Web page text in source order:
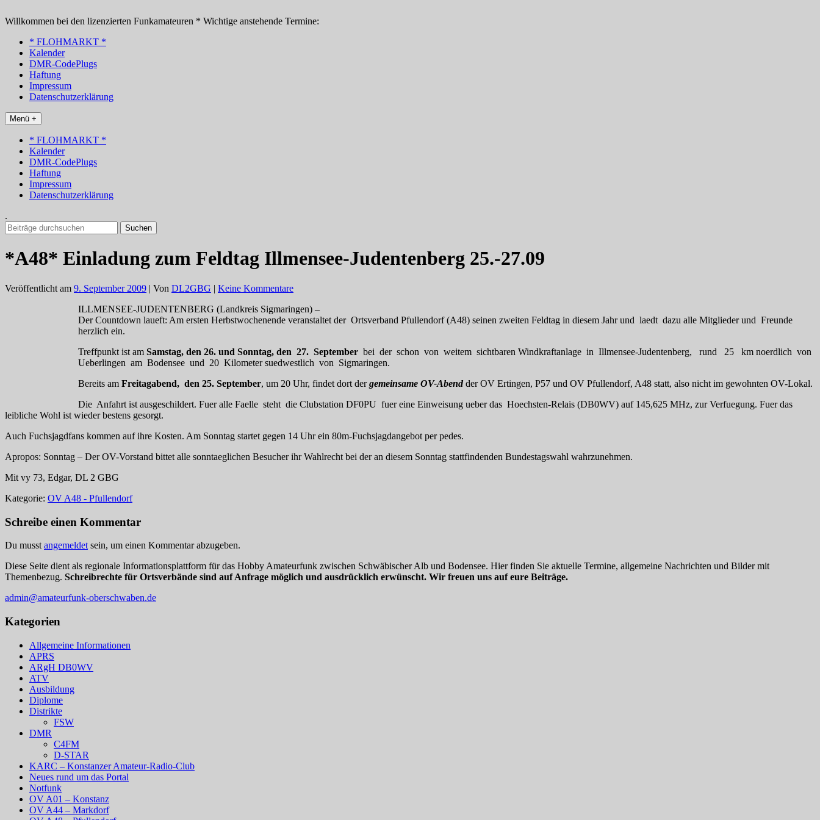
Inhalt
Willkommen bei den lizenzierten Funkamateuren * Wichtige anstehende Termine:
* FLOHMARKT *
Kalender
DMR-CodePlugs
Haftung
Impressum
Datenschutzerklärung
Menü +
* FLOHMARKT *
Kalender
DMR-CodePlugs
Haftung
Impressum
Datenschutzerklärung
.
Suchen
nach:
*A48* Einladung zum Feldtag Illmensee-Judentenberg 25.-27.09
Veröffentlicht am 9. September 2009 | Von DL2GBG | Keine Kommentare
ILLMENSEE-JUDENTENBERG (Landkreis Sigmaringen) –
Der Countdown laueft: Am ersten Herbstwochenende veranstaltet der Ortsverband Pfullendorf (A48) seinen zweiten Feldtag in diesem Jahr und laedt dazu alle Mitglieder und Freunde
herzlich ein.
Treffpunkt ist am Samstag, den 26. und Sonntag, den 27. September bei der schon von weitem sichtbaren Windkraftanlage in Illmensee-Judentenberg, rund 25 km noerdlich von
Ueberlingen am Bodensee und 20 Kilometer suedwestlich von Sigmaringen.
Bereits am Freitagabend, den 25. September, um 20 Uhr, findet dort dergemeinsame OV-Abend der OV Ertingen, P57 und OV Pfullendorf, A48 statt, also nicht im gewohnten OV-Lokal.
Die Anfahrt ist ausgeschildert. Fuer alle Faelle steht die Clubstation DF0PU fuer eine Einweisung ueber das Hoechsten-Relais (DB0WV) auf 145,625 MHz, zur Verfuegung. Fuer das
leibliche Wohl ist wieder bestens gesorgt.
Auch Fuchsjagdfans kommen auf ihre Kosten. Am Sonntag startet gegen 14 Uhr ein 80m-Fuchsjagdangebot per pedes.
Apropos: Sonntag – Der OV-Vorstand bittet alle sonntaeglichen Besucher ihr Wahlrecht bei der an diesem Sonntag stattfindenden Bundestagswahl wahrzunehmen.
Mit vy 73, Edgar, DL 2 GBG
Kategorie: OV A48 - Pfullendorf
Schreibe einen Kommentar
Du musst angemeldet sein, um einen Kommentar abzugeben.
Diese Seite dient als regionale Informationsplattform für das Hobby Amateurfunk zwischen Schwäbischer Alb und Bodensee. Hier finden Sie aktuelle Termine, allgemeine Nachrichten und Bilder mit
Themenbezug. Schreibrechte für Ortsverbände sind auf Anfrage möglich und ausdrücklich erwünscht. Wir freuen uns auf eure Beiträge.
admin@amateurfunk-oberschwaben.de
Kategorien
Allgemeine Informationen
APRS
ARgH DB0WV
ATV
Ausbildung
Diplome
Distrikte
FSW
DMR
C4FM
D-STAR
KARC – Konstanzer Amateur-Radio-Club
Neues rund um das Portal
Notfunk
OV A01 – Konstanz
OV A44 – Markdorf